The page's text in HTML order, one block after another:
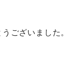
ございました。